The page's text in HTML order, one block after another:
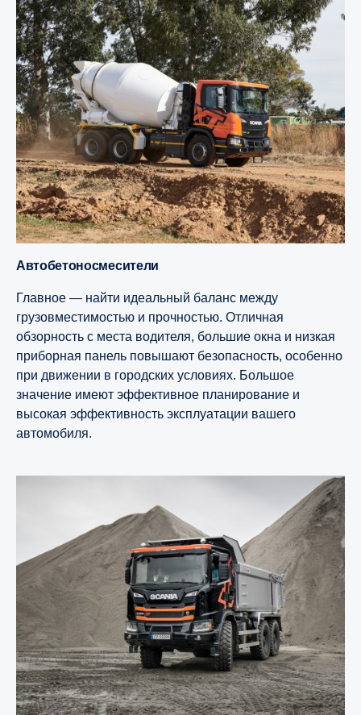
Автобетоносмесители
Главное — найти идеальный баланс между
грузовместимостью и прочностью. Отличная
обзорность с места водителя, большие окна и низкая
приборная панель повышают безопасность, особенно
при движении в городских условиях. Большое
значение имеют эффективное планирование и
высокая эффективность эксплуатации вашего
автомобиля.